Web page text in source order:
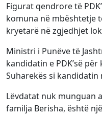
Figurat qendrore të
komuna në mbështetje
kryetarë në zgjedhjet
Ministri i Punëve të
kandidatin e PDK’së
Suharekës si kandidatin
Lëvdatat nuk munguan
familja Berisha, është